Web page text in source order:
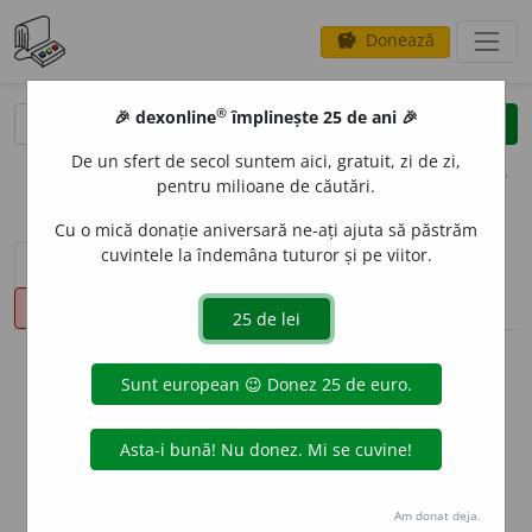
savings Donează
clear
opțiuni
sinteza definițiilor (1) definiții (23)
declinări
info
Aceste definiții sunt compilate de
echipa dexonline. Definițiile
originale se află pe filadefiniții.
Puteți reordona filele pe pagina de
🎉 dexonline® împlinește 25 de ani 🎉
De un sfert de secol suntem aici, gratuit, zi de zi,
pentru milioane de căutări.
Cu o mică donație aniversară ne-ați ajuta să păstrăm
cuvintele la îndemâna tuturor și pe viitor.
Am donat deja.